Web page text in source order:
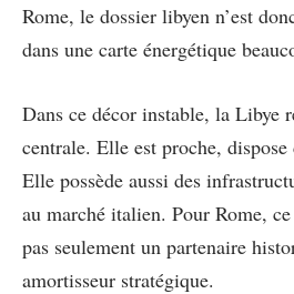
Rome, le dossier libyen n’est
dans une carte énergétique
Dans ce décor instable, la Libye
centrale. Elle est proche,
Elle possède aussi des
au marché italien. Pour Rome,
pas seulement un partenaire
amortisseur stratégique.